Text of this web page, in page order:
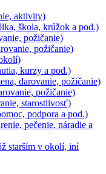
aktivity)
škola, krúžok a pod.)
požičanie)
požičanie)
kurzy a pod.)
darovanie, požičanie)
požičanie)
starostlivosť)
podpora a pod.)
pečenie, náradie a
starším v okolí, iní